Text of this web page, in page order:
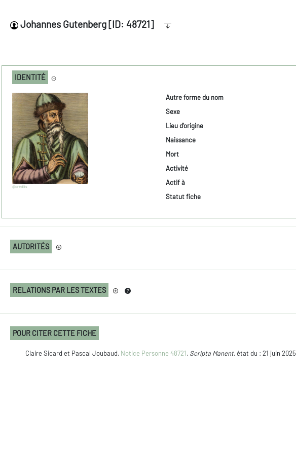
Johannes Gutenberg [ID: 48721]
IDENTITÉ
@crédits
Autre forme du nom
Sexe
Lieu d'origine
Naissance
Mort
Activité
Actif à
Statut fiche
AUTORITÉS
RELATIONS PAR LES TEXTES
POUR CITER CETTE FICHE
Claire Sicard et Pascal Joubaud, Notice Personne 48721, Scripta Manent, état du : 21 juin 2025